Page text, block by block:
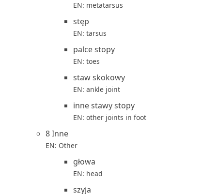
EN: metatarsus
stęp
EN: tarsus
palce stopy
EN: toes
staw skokowy
EN: ankle joint
inne stawy stopy
EN: other joints in foot
8 Inne
EN: Other
głowa
EN: head
szyja